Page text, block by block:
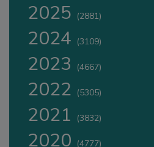
2025 (2881)
2024 (3109)
2023 (4667)
2022 (5305)
2021 (3832)
2020 (4777)